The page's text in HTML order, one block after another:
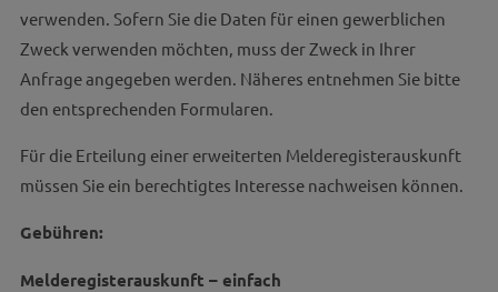
verwenden. Sofern Sie die Daten für einen gewerblichen
Zweck verwenden möchten, muss der Zweck in Ihrer
Anfrage angegeben werden. Näheres entnehmen Sie bitte
den entsprechenden Formularen.
Für die Erteilung einer erweiterten Melderegisterauskunft
müssen Sie ein berechtigtes Interesse nachweisen können.
Gebühren:
Melderegisterauskunft – einfach